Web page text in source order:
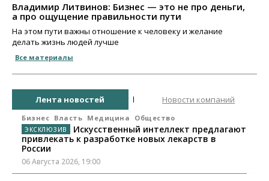
Владимир Литвинов: Бизнес — это не про деньги,
а про ощущение правильности пути
На этом пути важны отношение к человеку и желание
делать жизнь людей лучше
Все материалы
Лента новостей Новости компаний
Бизнес Власть Медицина Общество
Искусственный интеллект предлагают
привлекать к разработке новых лекарств в
России
06 Августа 2026, 19:00